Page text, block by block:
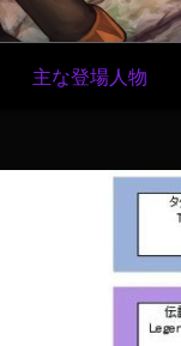
主な登場人物